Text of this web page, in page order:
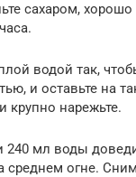
сахаром,
водой так,
и оставьте на
крупно нарежьте.
240 мл воды
среднем огне.